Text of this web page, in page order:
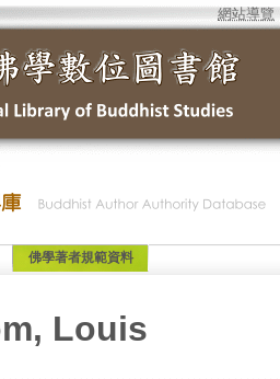
網站導覽
佛學著者規範資料
Louis